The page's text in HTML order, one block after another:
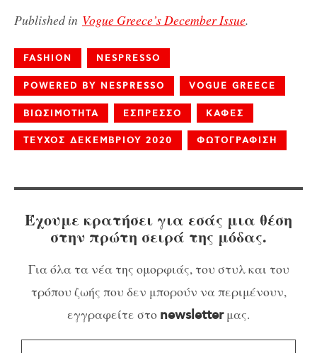
Published in Vogue Greece’s December Issue.
FASHION NESPRESSO
POWERED BY NESPRESSO VOGUE GREECE
ΒΙΩΣΙΜΟΤΗΤΑ ΕΣΠΡΕΣΣΟ ΚΑΦΕΣ
ΤΕΥΧΟΣ ΔΕΚΕΜΒΡΙΟΥ 2020 ΦΩΤΟΓΡΑΦΙΣΗ
Έχουμε κρατήσει για εσάς μια θέση
στην πρώτη σειρά της μόδας.
Για όλα τα νέα της ομορφιάς, του στυλ και του
τρόπου ζωής που δεν μπορούν να περιμένουν,
εγγραφείτε στο newsletterμας.